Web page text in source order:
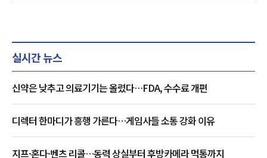
실시간 뉴스
신약은 낮추고 의료기기는 올렸다…FDA, 수수료 개편
디렉터 한마디가 흥행 가른다…게임사들 소통 강화 이유
지프·혼다·벤츠 리콜…동력 상실부터 후방카메라 먹통까지